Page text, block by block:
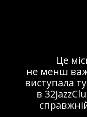
Це
не менш
виступала
в